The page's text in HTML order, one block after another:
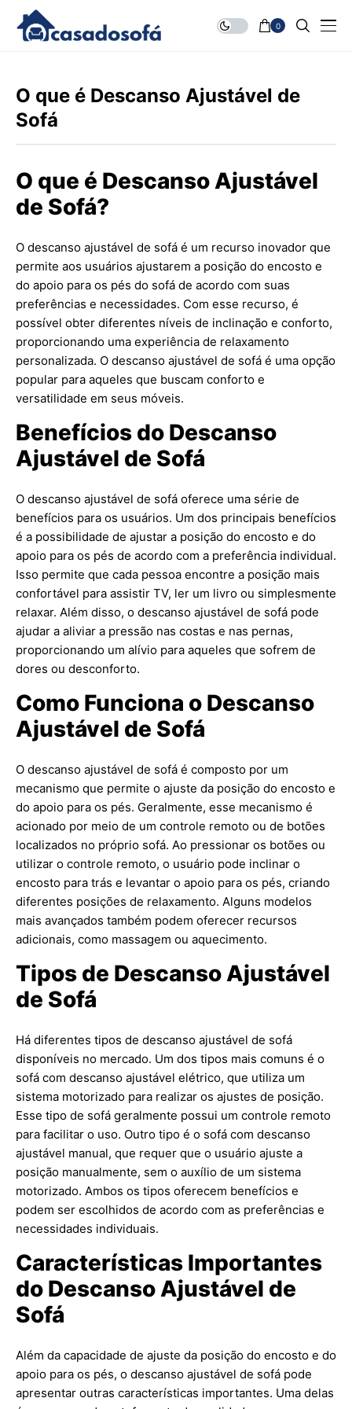
0
O que é Descanso Ajustável de
Sofá
O que é Descanso Ajustável
de Sofá?
O descanso ajustável de sofá é um recurso inovador que
permite aos usuários ajustarem a posição do encosto e
do apoio para os pés do sofá de acordo com suas
preferências e necessidades. Com esse recurso, é
possível obter diferentes níveis de inclinação e conforto,
proporcionando uma experiência de relaxamento
personalizada. O descanso ajustável de sofá é uma opção
popular para aqueles que buscam conforto e
versatilidade em seus móveis.
Benefícios do Descanso
Ajustável de Sofá
O descanso ajustável de sofá oferece uma série de
benefícios para os usuários. Um dos principais benefícios
é a possibilidade de ajustar a posição do encosto e do
apoio para os pés de acordo com a preferência individual.
Isso permite que cada pessoa encontre a posição mais
confortável para assistir TV, ler um livro ou simplesmente
relaxar. Além disso, o descanso ajustável de sofá pode
ajudar a aliviar a pressão nas costas e nas pernas,
proporcionando um alívio para aqueles que sofrem de
dores ou desconforto.
Como Funciona o Descanso
Ajustável de Sofá
O descanso ajustável de sofá é composto por um
mecanismo que permite o ajuste da posição do encosto e
do apoio para os pés. Geralmente, esse mecanismo é
acionado por meio de um controle remoto ou de botões
localizados no próprio sofá. Ao pressionar os botões ou
utilizar o controle remoto, o usuário pode inclinar o
encosto para trás e levantar o apoio para os pés, criando
diferentes posições de relaxamento. Alguns modelos
mais avançados também podem oferecer recursos
adicionais, como massagem ou aquecimento.
Tipos de Descanso Ajustável
de Sofá
Há diferentes tipos de descanso ajustável de sofá
disponíveis no mercado. Um dos tipos mais comuns é o
sofá com descanso ajustável elétrico, que utiliza um
sistema motorizado para realizar os ajustes de posição.
Esse tipo de sofá geralmente possui um controle remoto
para facilitar o uso. Outro tipo é o sofá com descanso
ajustável manual, que requer que o usuário ajuste a
posição manualmente, sem o auxílio de um sistema
motorizado. Ambos os tipos oferecem benefícios e
podem ser escolhidos de acordo com as preferências e
necessidades individuais.
Características Importantes
do Descanso Ajustável de
Sofá
Além da capacidade de ajuste da posição do encosto e do
apoio para os pés, o descanso ajustável de sofá pode
apresentar outras características importantes. Uma delas